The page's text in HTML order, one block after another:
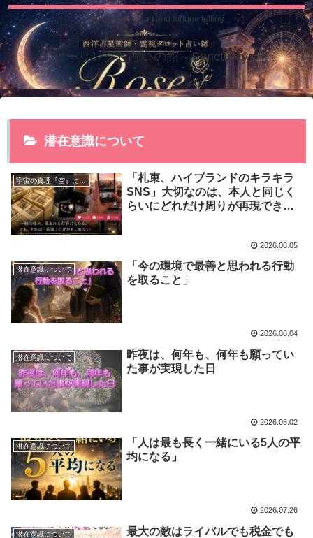
House of healing and fortune telling
ヒーリングと占いの館～Sanctuary～
潜在意識について
「札束、ハイブランドのキラキラ
SNS」大切なのは、本人と同じく
らいにどれだけ周りが再現できて
2026.08.05
潜在意識について
「今の環境で最善と思われる行動
を取ること」
2026.08.04
潜在意識について
昨夜は、何年も、何年も願ってい
た事が実現した日
2026.08.02
潜在意識について
「人は最も長く一緒にいる5人の平
均になる」
2026.07.26
潜在意識について
最大の敵はライバルでも税金でも